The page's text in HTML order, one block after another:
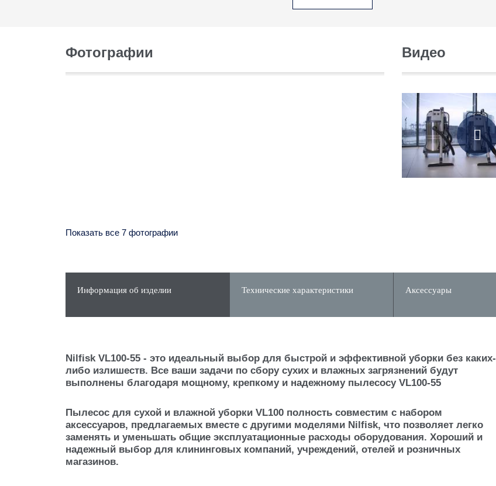
Фотографии
Показать все 7 фотографии
Видео

Информация об изделии Технические характеристики Аксессуары
Nilfisk VL100-55 - это идеальный выбор для быстрой и эффективной уборки без каких-
либо излишеств. Все ваши задачи по сбору сухих и влажных загрязнений будут
выполнены благодаря мощному, крепкому и надежному пылесосу VL100-55
Пылесос для сухой и влажной уборки VL100 полность совместим с набором
аксессуаров, предлагаемых вместе с другими моделями Nilfisk, что позволяет легко
заменять и уменьшать общие эксплуатационные расходы оборудования. Хороший и
надежный выбор для клининговых компаний, учреждений, отелей и розничных
магазинов.